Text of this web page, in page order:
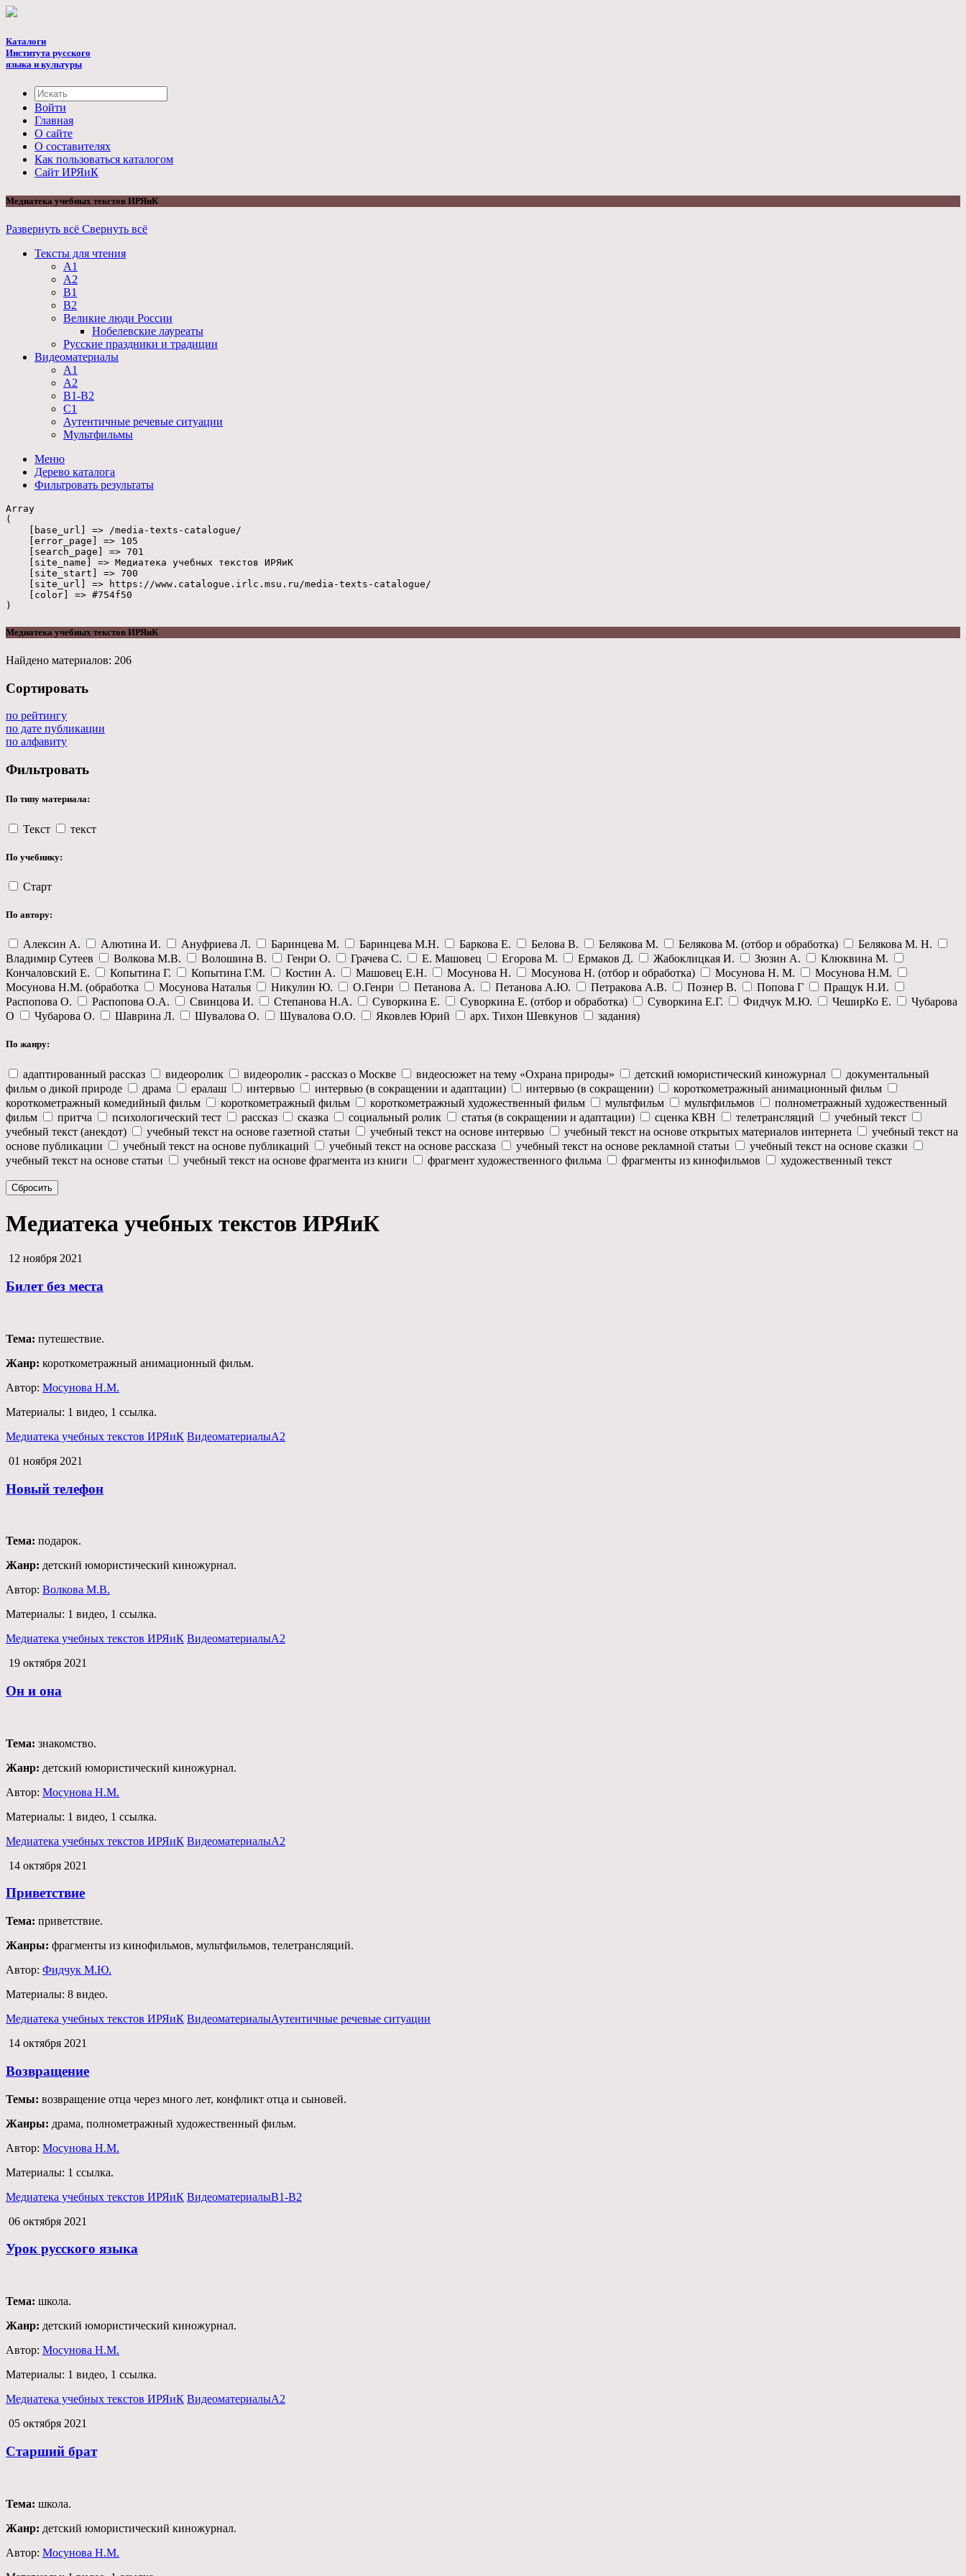
Каталоги
Института русского
языка и культуры
Войти
Главная
О сайте
О составителях
Как пользоваться каталогом
Cайт ИРЯиК
Медиатека учебных текстов ИРЯиК
Развернуть всё Свернуть всё
Тексты для чтения
А1
А2
B1
B2
Великие люди России
Нобелевские лауреаты
Русские праздники и традиции
Видеоматериалы
А1
А2
В1-В2
С1
Аутентичные речевые ситуации
Мультфильмы
Меню
Дерево каталога
Фильтровать результаты
Array
(
    [base_url] => /media-texts-catalogue/
    [error_page] => 105
    [search_page] => 701
    [site_name] => Медиатека учебных текстов ИРЯиК
    [site_start] => 700
    [site_url] => https://www.catalogue.irlc.msu.ru/media-texts-catalogue/
    [color] => #754f50
Медиатека учебных текстов ИРЯиК
Найдено материалов: 206
Сортировать
по рейтингу
по дате публикации
по алфавиту
Фильтровать
По типу материала:
Текст текст
По учебнику:
Старт
По автору:
Алексин А. Алютина И. Ануфриева Л. Баринцева М. Баринцева М.Н. Баркова Е. Белова В. Белякова М. Белякова М. (отбор и обработка)
Белякова М. Н.
Владимир Сутеев
Волкова М.В. Волошина В. Генри О. Грачева С. Е. Машовец Егорова М. Ермаков Д. Жабоклицкая И. Зюзин А.
Клюквина М.
Кончаловский Е.
Копытина Г. Копытина Г.М. Костин А. Машовец Е.Н. Мосунова Н. Мосунова Н. (отбор и обработка) Мосунова Н. М.
Мосунова Н.М.
Мосунова Н.М. (обработка
Мосунова Наталья Никулин Ю. О.Генри Петанова А. Петанова А.Ю. Петракова А.В. Познер В. Попова Г
Пращук Н.И.
Распопова О.
Распопова О.А. Свинцова И. Степанова Н.А. Суворкина Е. Суворкина Е. (отбор и обработка) Суворкина Е.Г. Фидчук М.Ю. ЧеширКо Е.
Чубарова
О
Чубарова О. Шаврина Л. Шувалова О. Шувалова О.О. Яковлев Юрий арх. Тихон Шевкунов задания)
По жанру:
адаптированный рассказ видеоролик видеоролик - рассказ о Москве видеосюжет на тему «Охрана природы» детский юмористический киножурнал
документальный
фильм о дикой природе
драма ералаш интервью интервью (в сокращении и адаптации) интервью (в сокращении)
короткометражный анимационный фильм
короткометражный комедийный фильм
короткометражный фильм короткометражный художественный фильм мультфильм мультфильмов
полнометражный художественный
фильм
притча психологический тест рассказ сказка социальный ролик статья (в сокращении и адаптации) сценка КВН телетрансляций
учебный текст
учебный текст (анекдот)
учебный текст на основе газетной статьи учебный текст на основе интервью учебный текст на основе открытых материалов интернета
учебный текст на
основе публикации
учебный текст на основе публикаций учебный текст на основе рассказа учебный текст на основе рекламной статьи
учебный текст на основе сказки
учебный текст на основе статьи
учебный текст на основе фрагмента из книги фрагмент художественного фильма фрагменты из кинофильмов художественный текст
Сбросить
Медиатека учебных текстов ИРЯиК
12 ноября 2021
Билет без места
Тема: путешествие.
Жанр: короткометражный анимационный фильм.
Автор: Мосунова Н.М.
Материалы: 1 видео, 1 ссылка.
Медиатека учебных текстов ИРЯиК ВидеоматериалыА2
01 ноября 2021
Новый телефон
Тема: подарок.
Жанр: детский юмористический киножурнал.
Автор: Волкова М.В.
Материалы: 1 видео, 1 ссылка.
Медиатека учебных текстов ИРЯиК ВидеоматериалыА2
19 октября 2021
Он и она
Тема: знакомство.
Жанр: детский юмористический киножурнал.
Автор: Мосунова Н.М.
Материалы: 1 видео, 1 ссылка.
Медиатека учебных текстов ИРЯиК ВидеоматериалыА2
14 октября 2021
Приветствие
Тема: приветствие.
Жанры: фрагменты из кинофильмов, мультфильмов, телетрансляций.
Автор: Фидчук М.Ю.
Материалы: 8 видео.
Медиатека учебных текстов ИРЯиК ВидеоматериалыАутентичные речевые ситуации
14 октября 2021
Возвращение
Темы: возвращение отца через много лет, конфликт отца и сыновей.
Жанры: драма, полнометражный художественный фильм.
Автор: Мосунова Н.М.
Материалы: 1 ссылка.
Медиатека учебных текстов ИРЯиК ВидеоматериалыВ1-В2
06 октября 2021
Урок русского языка
Тема: школа.
Жанр: детский юмористический киножурнал.
Автор: Мосунова Н.М.
Материалы: 1 видео, 1 ссылка.
Медиатека учебных текстов ИРЯиК ВидеоматериалыА2
05 октября 2021
Старший брат
Тема: школа.
Жанр: детский юмористический киножурнал.
Автор: Мосунова Н.М.